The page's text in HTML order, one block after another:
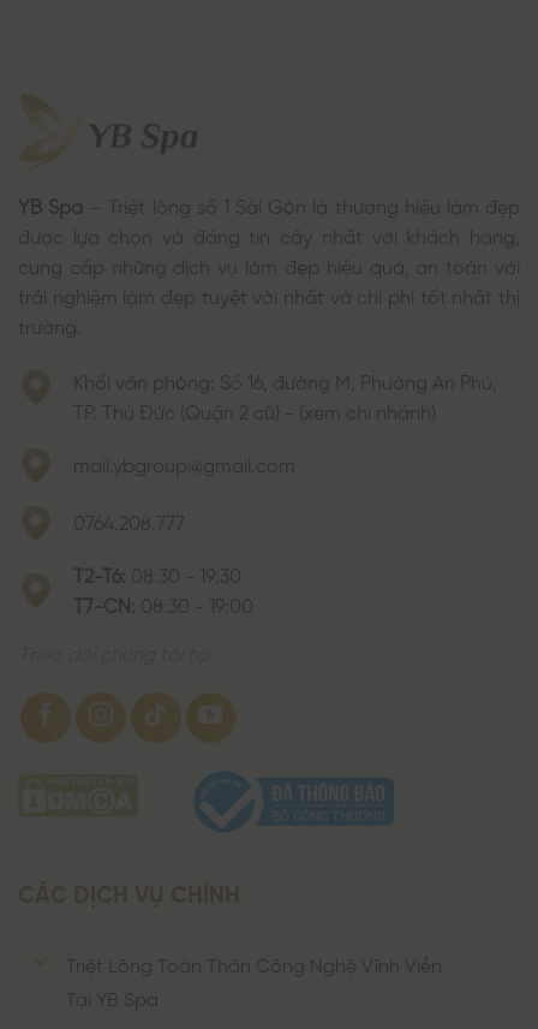
YB Spa – Triệt lông số 1 Sài Gòn là thương hiệu làm đẹp
được lựa chọn và đáng tin cậy nhất với khách hàng,
cung cấp những dịch vụ làm đẹp hiệu quả, an toàn với
trải nghiệm làm đẹp tuyệt vời nhất và chi phí tốt nhất thị
trường.
Khối văn phòng: Số 16, đường M, Phường An Phú,
TP. Thủ Đức (Quận 2 cũ) - (xem chi nhánh)
mail.ybgroup@gmail.com
0764.208.777
T2-T6: 08:30 - 19:30
T7-CN: 08:30 - 19:00
Triệt Lông Toàn Thân Công Nghệ Vĩnh Viễn
Tại YB Spa